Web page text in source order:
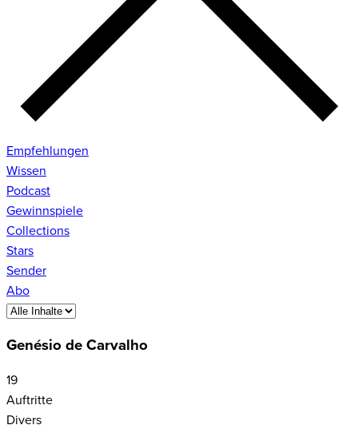
Empfehlungen
Wissen
Podcast
Gewinnspiele
Collections
Stars
Sender
Abo
Genésio de Carvalho
19
Auftritte
Divers